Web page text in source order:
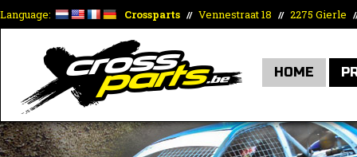
Language: Crossparts // Vennestraat 18 // 2275 Gierle
HOME